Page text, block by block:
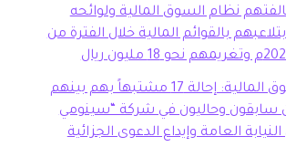
المالية ولوائحه
المالية خلال الفترة من
هيئة السوق المالية: إحالة 17 مشتبهاً بهم بينهم
في شركة “سينومي
وإيداع الدعوى الجزائية